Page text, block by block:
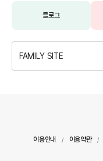
블로그
FAMILY SITE
이용안내 / 이용약관 /